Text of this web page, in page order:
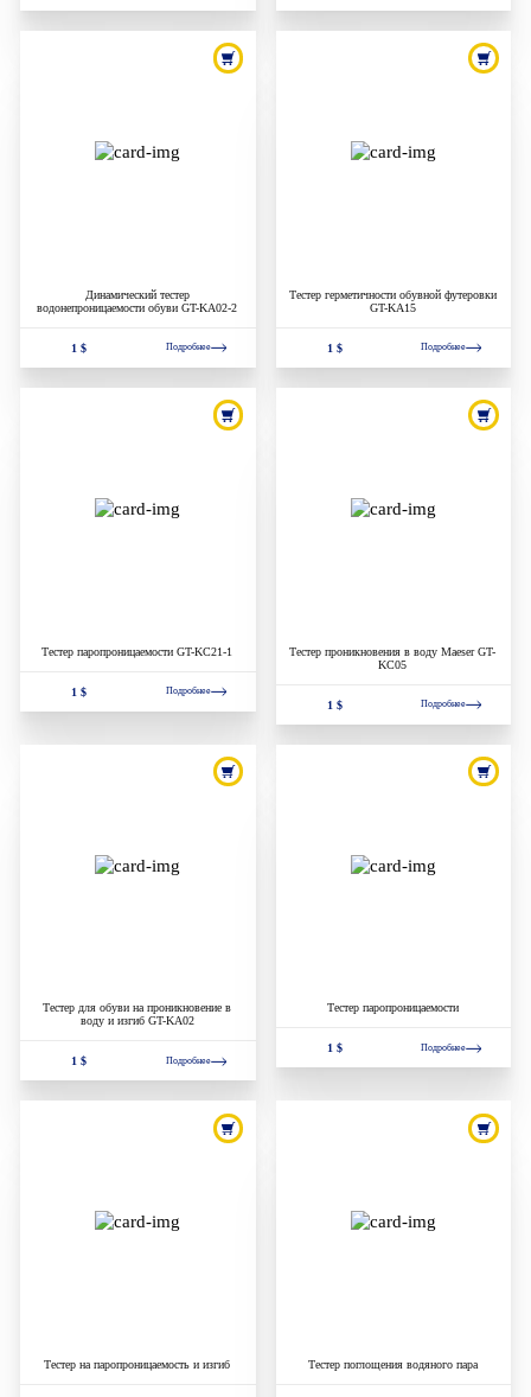
Динамический тестер
водонепроницаемости обуви GT-KA02-2
1 $ Подробнее
Тестер герметичности обувной футеровки
GT-KA15
1 $ Подробнее
Тестер паропроницаемости GT-KC21-1
1 $ Подробнее
Тестер проникновения в воду Maeser GT-
KC05
1 $ Подробнее
Тестер для обуви на проникновение в
воду и изгиб GT-KA02
1 $ Подробнее
Тестер паропроницаемости
1 $ Подробнее
Тестер на паропроницаемость и изгиб Тестер поглощения водяного пара